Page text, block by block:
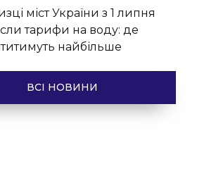
міст України з 1 липня
тарифи на воду: де
найбільше
ВСІ НОВИНИ